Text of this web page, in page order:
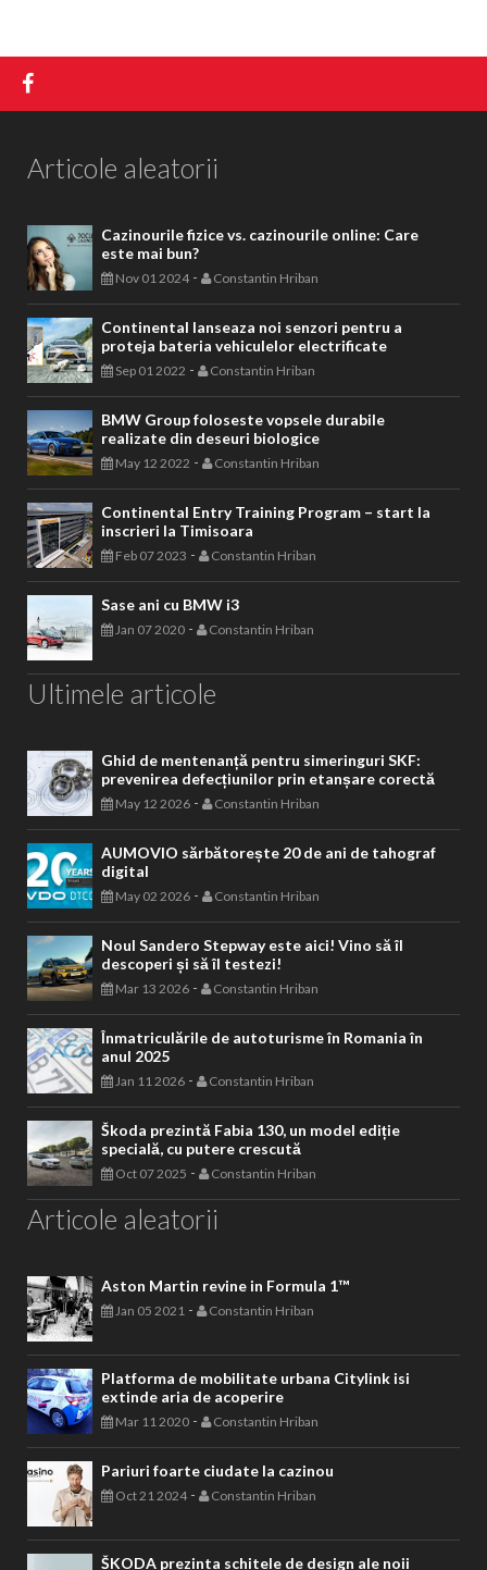
Articole aleatorii
Cazinourile fizice vs. cazinourile online: Care
este mai bun?
Nov 01 2024- Constantin Hriban
Continental lanseaza noi senzori pentru a
proteja bateria vehiculelor electrificate
Sep 01 2022 - Constantin Hriban
BMW Group foloseste vopsele durabile
realizate din deseuri biologice
May 12 2022 - Constantin Hriban
Continental Entry Training Program – start la
inscrieri la Timisoara
Feb 07 2023 - Constantin Hriban
Sase ani cu BMW i3
Jan 07 2020 - Constantin Hriban
Ultimele articole
Ghid de mentenanță pentru simeringuri SKF:
prevenirea defecțiunilor prin etanșare corectă
May 12 2026 - Constantin Hriban
AUMOVIO sărbătorește 20 de ani de tahograf
digital
May 02 2026 - Constantin Hriban
Noul Sandero Stepway este aici! Vino să îl
descoperi și să îl testezi!
Mar 13 2026 - Constantin Hriban
Înmatriculările de autoturisme în Romania în
anul 2025
Jan 11 2026 - Constantin Hriban
Škoda prezintă Fabia 130, un model ediție
specială, cu putere crescută
Oct 07 2025 - Constantin Hriban
Articole aleatorii
Aston Martin revine in Formula 1™
Jan 05 2021 - Constantin Hriban
Platforma de mobilitate urbana Citylink isi
extinde aria de acoperire
Mar 11 2020 - Constantin Hriban
Pariuri foarte ciudate la cazinou
Oct 21 2024- Constantin Hriban
ŠKODA prezinta schitele de design ale noii